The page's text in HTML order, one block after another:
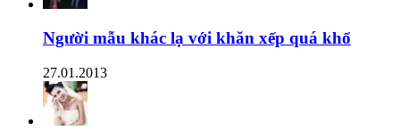
Người mẫu khác lạ với khăn xếp quá khổ
27.01.2013